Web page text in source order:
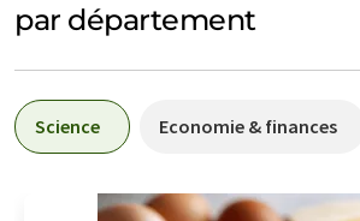
par département
Science Economie & finances